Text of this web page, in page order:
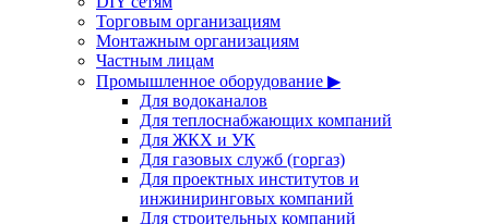
Торговым организациям
Монтажным организациям
Частным лицам
Промышленное оборудование ▶
Для водоканалов
Для теплоснабжающих компаний
Для ЖКХ и УК
Для газовых служб (горгаз)
Для проектных институтов и
инжиниринговых компаний
Для строительных компаний